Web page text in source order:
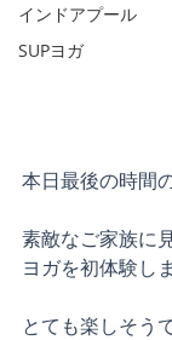
インドアプール
SUPヨガ
本日最後の時間
素敵なご家族に
ヨガを初体験し
とても楽しそう